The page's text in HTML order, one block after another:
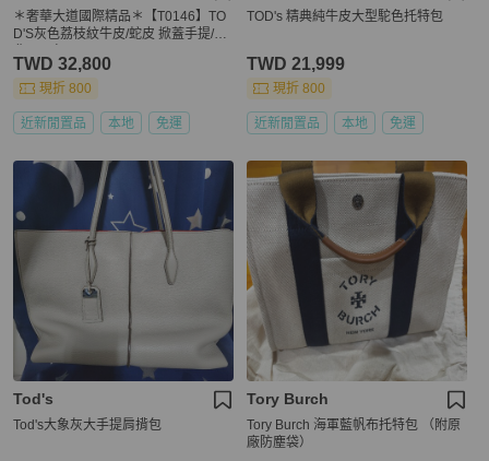
＊奢華大道國際精品＊【T0146】TO
D'S灰色荔枝紋牛皮/蛇皮 掀蓋手提/斜
TWD 32,800
現折 800
近新閒置品 本地 免運
TOD's 精典純牛皮大型駝色托特包
TWD 21,999
現折 800
近新閒置品 本地 免運
Tod's
Tod's大象灰大手提肩揹包
Tory Burch
Tory Burch 海軍藍帆布托特包 （附原
廠防塵袋）